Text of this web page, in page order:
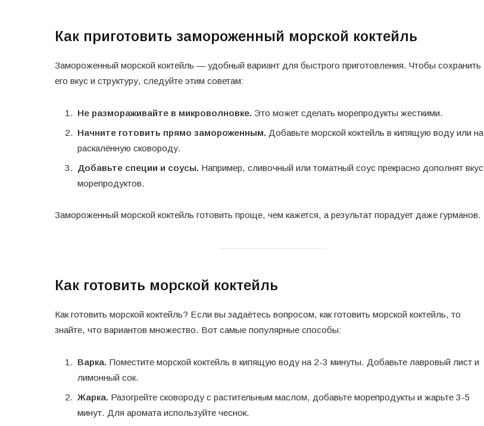
Как приготовить замороженный морской коктейль
Замороженный морской коктейль — удобный вариант для быстрого приготовления. Чтобы сохранить
его вкус и структуру, следуйте этим советам:
Не размораживайте в микроволновке. Это может сделать морепродукты жесткими.
Начните готовить прямо замороженным. Добавьте морской коктейль в кипящую воду или на
раскалённую сковороду.
Добавьте специи и соусы. Например, сливочный или томатный соус прекрасно дополнят вкус
морепродуктов.
Замороженный морской коктейль готовить проще, чем кажется, а результат порадует даже гурманов.
Как готовить морской коктейль
Как готовить морской коктейль? Если вы задаётесь вопросом, как готовить морской коктейль, то
знайте, что вариантов множество. Вот самые популярные способы:
Варка. Поместите морской коктейль в кипящую воду на 2-3 минуты. Добавьте лавровый лист и
лимонный сок.
Жарка. Разогрейте сковороду с растительным маслом, добавьте морепродукты и жарьте 3-5
минут. Для аромата используйте чеснок.